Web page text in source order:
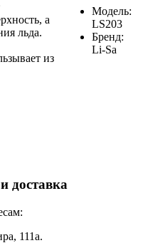
а
льда.
из
Модель:
LS203
Бренд:
Li-Sa
доставка
111а.